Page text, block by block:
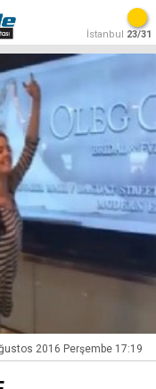
İstanbul 23/31
2016 Perşembe 17:19